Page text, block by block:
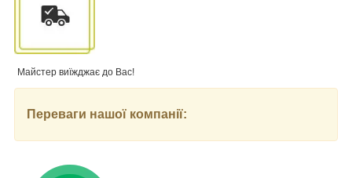
Майстер виїжджає до Вас!
Переваги нашої компанії: